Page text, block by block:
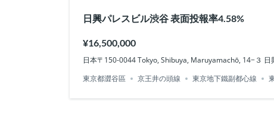
日興パレスビル渋谷 表面投報率4.58%
¥16,500,000
日本〒150-0044 Tokyo, Shibuya, Maruyamachō, 14−３ 日
東京都澀谷區
京王井の頭線 東京地下鐵副都心線